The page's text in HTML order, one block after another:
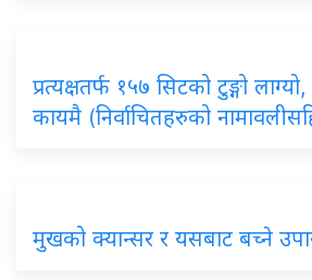
प्रत्यक्षतर्फ १५७ सिटको टुङ्गो
कायमै (निर्वाचितहरुको
मुखको क्यान्सर र यसबाट बच्ने